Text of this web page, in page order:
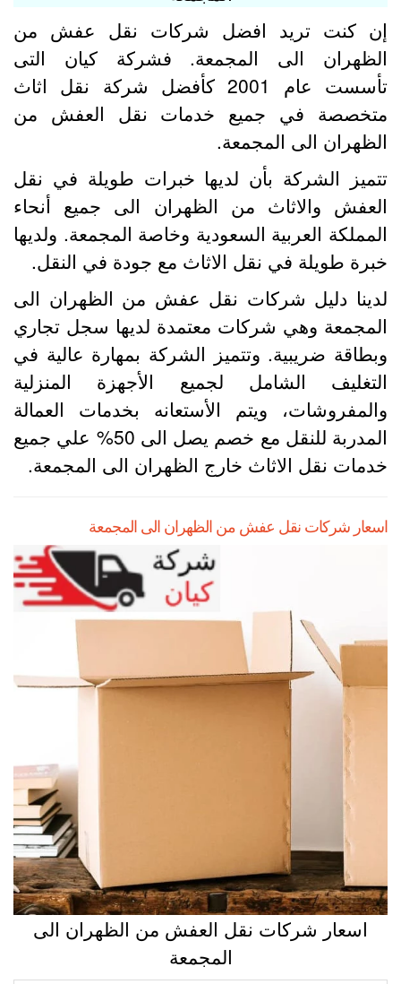
كنت تريد افضل شركات نقل عفش من
الى المجمعة. فشركة كيان التى
تأسست عام 2001 كأفضل شركة نقل اثاث
في جميع خدمات نقل العفش من
الى المجمعة.
الشركة بأن لديها خبرات طويلة في نقل
والاثاث من الظهران الى جميع أنحاء
العربية السعودية وخاصة المجمعة. ولديها
طويلة في نقل الاثاث مع جودة في النقل.
دليل شركات نقل عفش من الظهران الى
وهي شركات معتمدة لديها سجل تجاري
ضريبية. وتتميز الشركة بمهارة عالية في
الشامل لجميع الأجهزة المنزلية
ويتم الأستعانه بخدمات العمالة
المدربة للنقل مع خصم يصل الى 50% علي جميع
نقل الاثاث خارج الظهران الى المجمعة.
شركات نقل عفش من الظهران الى المجمعة
اسعار شركات نقل العفش من الظهران الى
المجمعة